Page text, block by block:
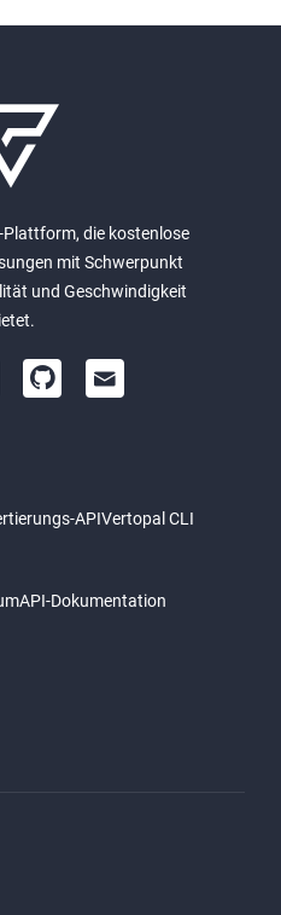
die kostenlose
mit Schwerpunkt
und Geschwindigkeit
APIVertopal CLI
API-Dokumentation